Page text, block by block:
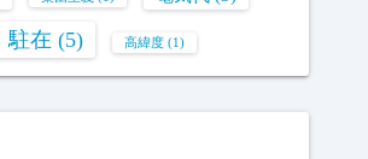
駐在 (5) 高緯度 (1)